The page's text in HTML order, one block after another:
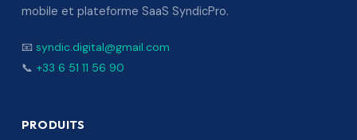
mobile et plateforme SaaS SyndicPro.
📧 syndic.digital@gmail.com
📞 +33 6 51 11 56 90
PRODUITS